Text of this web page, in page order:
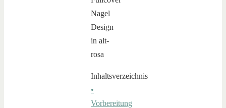
Inhaltsverzeichnis
•
Vorbereitung